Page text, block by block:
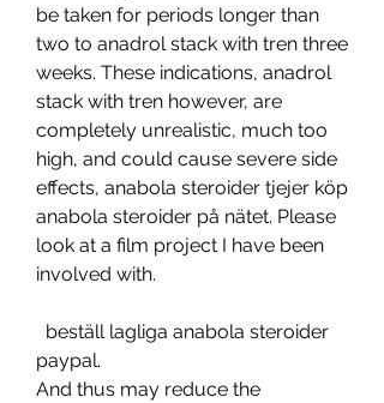
be taken for periods longer than
two to anadrol stack with tren three
weeks. These indications, anadrol
stack with tren however, are
completely unrealistic, much too
high, and could cause severe side
effects, anabola steroider tjejer köp
anabola steroider på nätet. Please
look at a film project I have been
involved with.
paypal.
And thus may reduce the